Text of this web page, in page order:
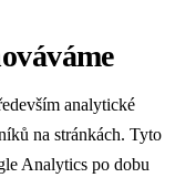
analytické
na stránkách. Tyto
Analytics po dobu